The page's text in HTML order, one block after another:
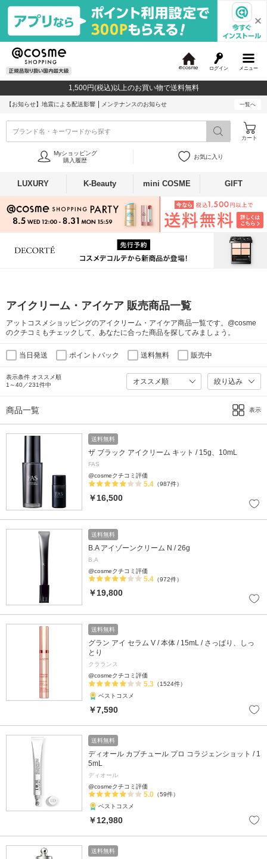
メニュー
ログイン
c
o
1,500円(税込)以上のお買い物で送料無料
【お知らせ】 地震による配送影響 メンテナンスのお知らせ 一覧へ
ブランド名・キーワードから探す
カート
Myショッピング
購入履歴
お気に入り
LUXURY K-Beauty mini COSME GIFT
アイクリーム・アイケア 販売商品一覧
アットコスメショッピングのアイクリーム・アイケア商品一覧です。@cosme
のクチコミもチェックして、あなたに合った商品を探してみましょう。
当日発送 ポイントバック 送料無料 販売中
表示条件 オススメ順
1～40／231件中
絞り込み
商品一覧 表示
送料無料
ザ ブラック アイクリーム キット / 15g、10mL
FAS
@cosmeクチコミ評価
5.4 （987件）
￥16,500
送料無料
B.A アイゾーンクリーム N / 26g
B.A
@cosmeクチコミ評価
5.4 （972件）
￥19,800
送料無料
グラン アイ セラム V / 本体 / 15mL / さっぱり、しっ
とり
クラランス
@cosmeクチコミ評価
5.3 （1524件）
ベストコスメ
￥7,590
送料無料
ディオール カプチュール プロ コラジェンショット / 1
5mL
ディオール
@cosmeクチコミ評価
5.0 （59件）
ベストコスメ
￥12,980
送料無料